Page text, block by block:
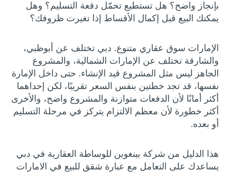
بإنجاز واضح؟ هل تستطيع تحمّل دفعة التسليم؟ وهل
يمكنك البيع قبل إكمال الأقساط إذا تغيرت ظروفك؟
الإمارات سوق عقاري متنوع. دبي تختلف عن أبوظبي،
والشارقة تختلف عن الإمارات الشمالية، والمشروع
الجاهز ليس مثل المشروع قيد الإنشاء. حتى داخل الإمارة
نفسها، قد تجد خطتين بنفس السعر تقريبًا، لكن إحداهما
أكثر أمانًا لأن الدفعات متوازنة والمشروع واضح، والأخرى
أكثر خطورة لأن معظم الالتزام يتركز في مرحلة التسليم
أو بعده.
هذا الدليل من شركة بينغوين للوساطة العقارية في دبي
يساعدك على التعامل مع عبارة شقق للبيع في الامارات